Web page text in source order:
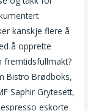
kanskje flere å
å opprette
Bistro Brødboks,
Saphir Grytesett,
eskorte